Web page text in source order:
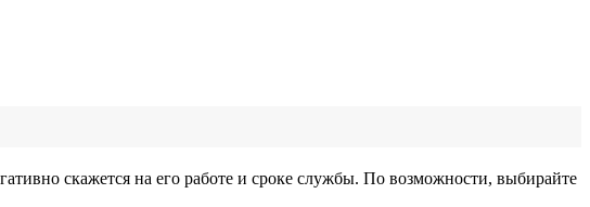
скажется на его работе и сроке службы. По возможности, выбирайте